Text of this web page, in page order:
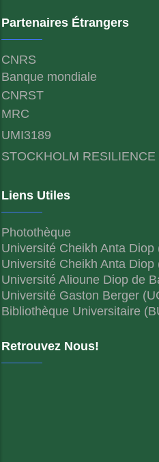
Partenaires Étrangers
CNRS
Banque mondiale
CNRST
MRC
UMI3189
STOCKHOLM RESILIENCE
Liens Utiles
Photothèque
Université Cheikh Anta Diop
Université Cheikh Anta Diop
Université Alioune Diop de
Université Gaston Berger
Bibliothèque Universitaire
Retrouvez Nous!